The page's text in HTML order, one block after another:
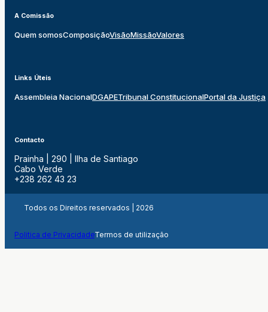
A Comissão
Quem somosComposiçãoVisãoMissãoValores
Links Úteis
Assembleia NacionalDGAPETribunal ConstitucionalPortal da Justiça
Contacto
Prainha | 290 | Ilha de Santiago
Cabo Verde
+238 262 43 23
Todos os Direitos reservados | 2026
Politica de PrivacidadeTermos de utilização